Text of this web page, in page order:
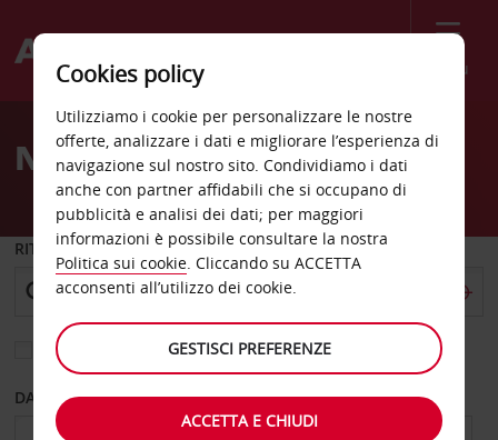
Menù
Welcome
AvisNoleggio auto Springfield
RITIRO DA
Scegli una località di riconsegna diversa
DAL GIORNO AL GIORNO
Cookies policy
Utilizziamo i cookie per personalizzare le nostre
offerte, analizzare i dati e migliorare l’esperienza di
navigazione sul nostro sito. Condividiamo i dati
anche con partner affidabili che si occupano di
pubblicità e analisi dei dati; per maggiori
informazioni è possibile consultare la nostra
Politica sui cookie. Cliccando su ACCETTA
acconsenti all’utilizzo dei cookie.
GESTISCI PREFERENZE
ACCETTA E CHIUDI